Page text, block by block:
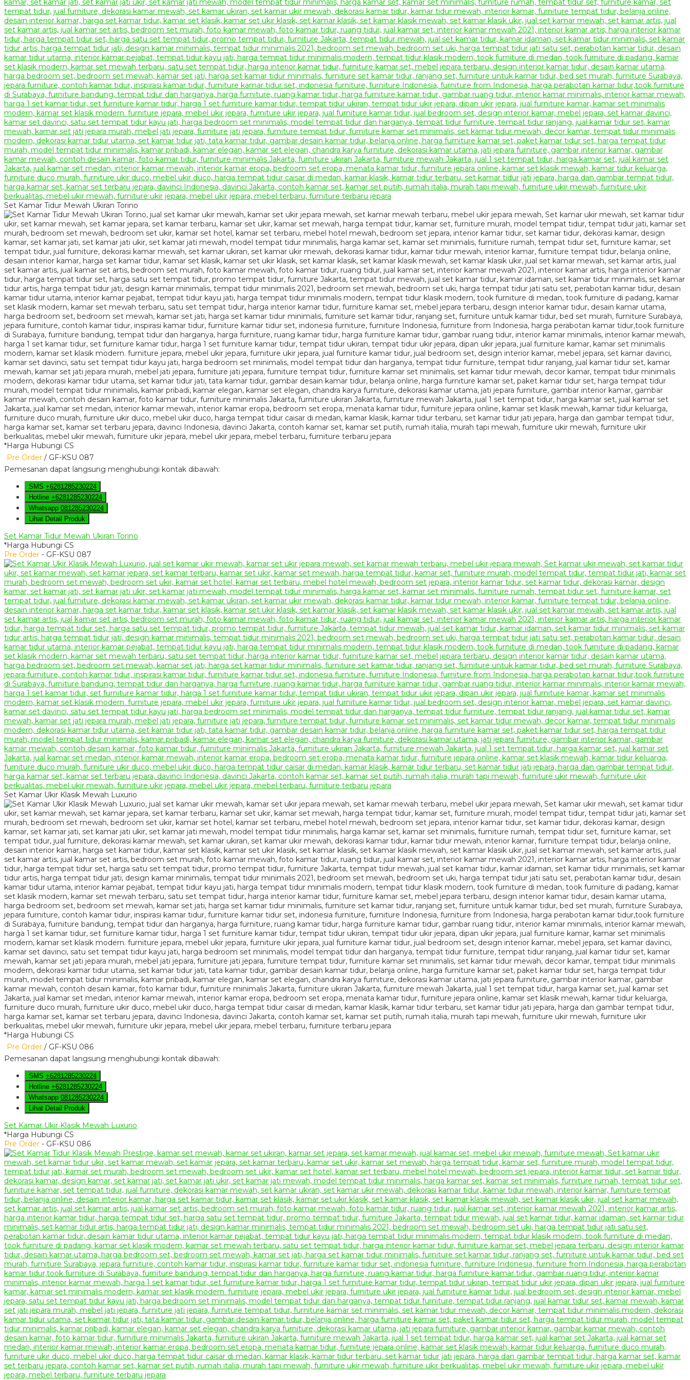
Set Kamar Tidur Mewah Ukiran Torino
*Harga Hubungi CS
Pre Order / GF-KSU 087
Pemesanan dapat langsung menghubungi kontak dibawah:
SMS +6281285230224
Hotline +6281285230224
Whatsapp 081285230224
Lihat Detail Produk
Set Kamar Tidur Mewah Ukiran Torino
*Harga Hubungi CS
Pre Order - GF-KSU 087
Set Kamar Ukir Klasik Mewah Luxurio
*Harga Hubungi CS
Pre Order / GF-KSU 086
Pemesanan dapat langsung menghubungi kontak dibawah:
SMS +6281285230224
Hotline +6281285230224
Whatsapp 081285230224
Lihat Detail Produk
Set Kamar Ukir Klasik Mewah Luxurio
*Harga Hubungi CS
Pre Order - GF-KSU 086